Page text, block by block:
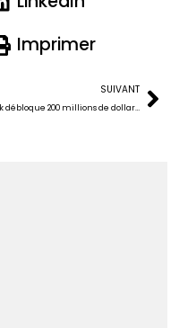
Imprimer
SUIVANT
TikTok débloque 200 millions de dollars pour payer ses stars